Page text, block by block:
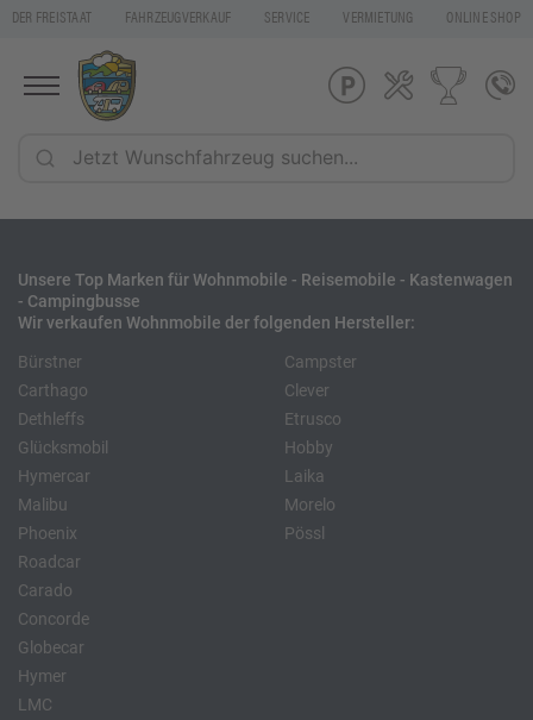
DER FREISTAAT FAHRZEUGVERKAUF SERVICE VERMIETUNG ONLINE SHOP
Unsere Top Marken für Wohnmobile - Reisemobile - Kastenwagen
- Campingbusse
Wir verkaufen Wohnmobile der folgenden Hersteller:
Bürstner
Carthago
Dethleffs
Glücksmobil
Hymercar
Malibu
Phoenix
Roadcar
Campster
Clever
Etrusco
Hobby
Laika
Morelo
Pössl
Carado
Concorde
Globecar
Hymer
LMC